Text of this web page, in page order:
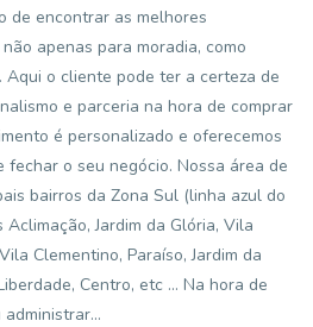
de encontrar as melhores
apenas para moradia, como
Aqui o cliente pode ter a certeza de
e parceria na hora de comprar
é personalizado e oferecemos
o seu negócio. Nossa área de
bairros da Zona Sul (linha azul do
Jardim da Glória, Vila
Clementino, Paraíso, Jardim da
Centro, etc ... Na hora de